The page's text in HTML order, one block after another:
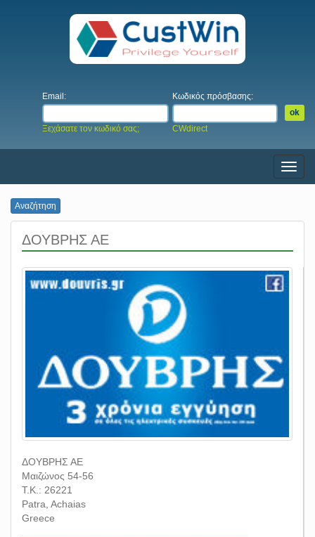
Email: Κωδικός πρόσβασης:
Ξεχάσατε τον κωδικό σας; CWdirect
Menu
Αναζήτηση
ΔΟΥΒΡΗΣ ΑΕ
ΔΟΥΒΡΗΣ ΑΕ
Μαιζώνος 54-56
Τ.Κ.: 26221
Patra, Achaias
Greece